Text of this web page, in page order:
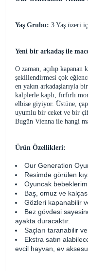
Yaş Grubu: 3 Yaş üzeri
Yeni bir arkadaş ile
O zaman, açılıp kapanan
şekillendirmesi çok
en yakın arkadaşlarıyla
kalplerle kaplı, fırfırlı
elbise giyiyor. Üstüne,
uyumlu bir ceket ve bir
Bugün Vienna ile hangi
Ürün Özellikleri:
Our Generation
Resimde görülen
Oyuncak
Baş, omuz ve
Gözleri kapanabilir
Bez gövdesi
ayakta duracaktır.
Saçları taranabilir
Ekstra satın
evcil hayvan, ev